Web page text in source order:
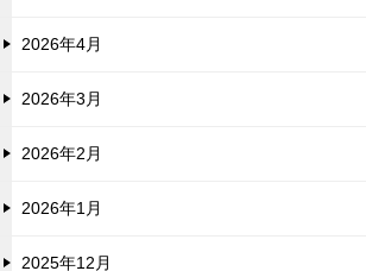
2026年4月
2026年3月
2026年2月
2026年1月
2025年12月